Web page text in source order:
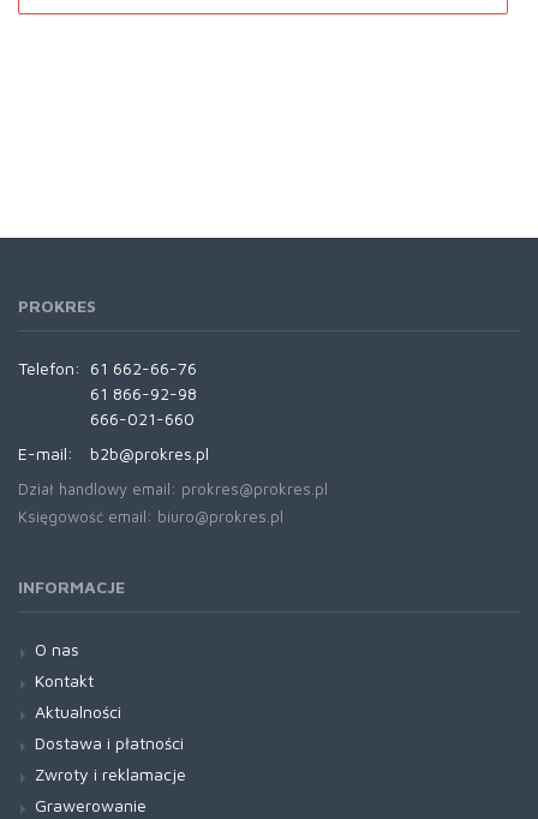
PROKRES
Telefon:
61 662-66-76
61 866-92-98
666-021-660
E-mail:
b2b@prokres.pl
Dział handlowy email: prokres@prokres.pl
Księgowość email: biuro@prokres.pl
INFORMACJE
O nas
Kontakt
Aktualności
Dostawa i płatności
Zwroty i reklamacje
Grawerowanie